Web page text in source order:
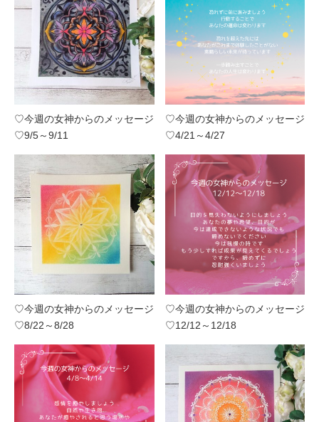
♡今週の女神からのメッセージ
♡9/5～9/11
♡今週の女神からのメッセージ
♡4/21～4/27
♡今週の女神からのメッセージ
♡8/22～8/28
♡今週の女神からのメッセージ
♡12/12～12/18